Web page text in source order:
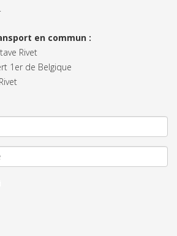
en commun :
Rivet
1er de Belgique